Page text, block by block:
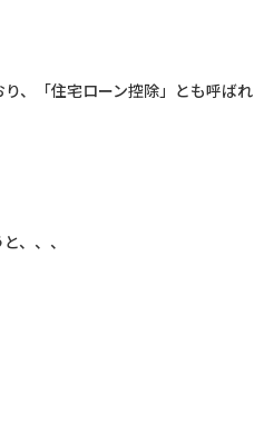
、「住宅ローン控除」とも呼ばれ
、、、